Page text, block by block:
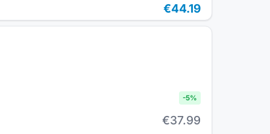
€44.19
-5%
€37.99